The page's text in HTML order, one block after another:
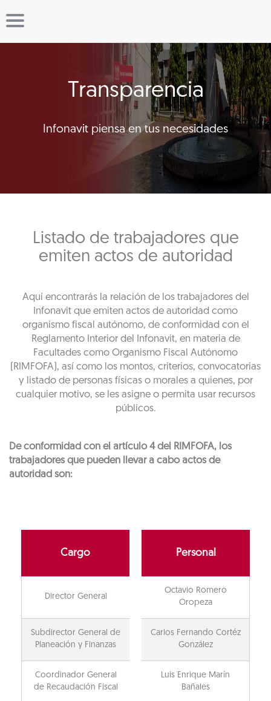
Transparencia
Infonavit piensa en tus necesidades
Listado de trabajadores que
emiten actos de autoridad
Aquí encontrarás la relación de los trabajadores del
Infonavit que emiten actos de autoridad como
organismo fiscal autónomo, de conformidad con el
Reglamento Interior del Infonavit, en materia de
Facultades como Organismo Fiscal Autónomo
(RIMFOFA), así como los montos, criterios, convocatorias
y listado de personas físicas o morales a quienes, por
cualquier motivo, se les asigne o permita usar recursos
públicos.
De conformidad con el artículo 4 del RIMFOFA, los
trabajadores que pueden llevar a cabo actos de
autoridad son:
Cargo Personal
Director General
Octavio Romero
Oropeza
Subdirector General de
Planeación y Finanzas
Carlos Fernando Cortéz
González
Coordinador General
de Recaudación Fiscal
Luis Enrique Marín
Bañales